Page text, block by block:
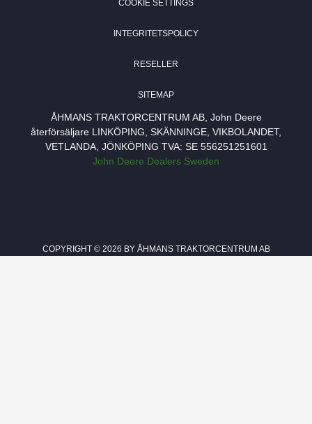
СOOKIE SETTINGS
INTEGRITETSPOLICY
RESELLER
SITEMAP
ÅHMANS TRAKTORCENTRUM AB, John Deere
återförsäljare LINKÖPING, SKÄNNINGE, VIKBOLANDET,
VETLANDA, JÖNKÖPING TVA: SE 556251251601
John Deere Dealers Sweden
COPYRIGHT © 2026 BY ÅHMANS TRAKTORCENTRUM AB